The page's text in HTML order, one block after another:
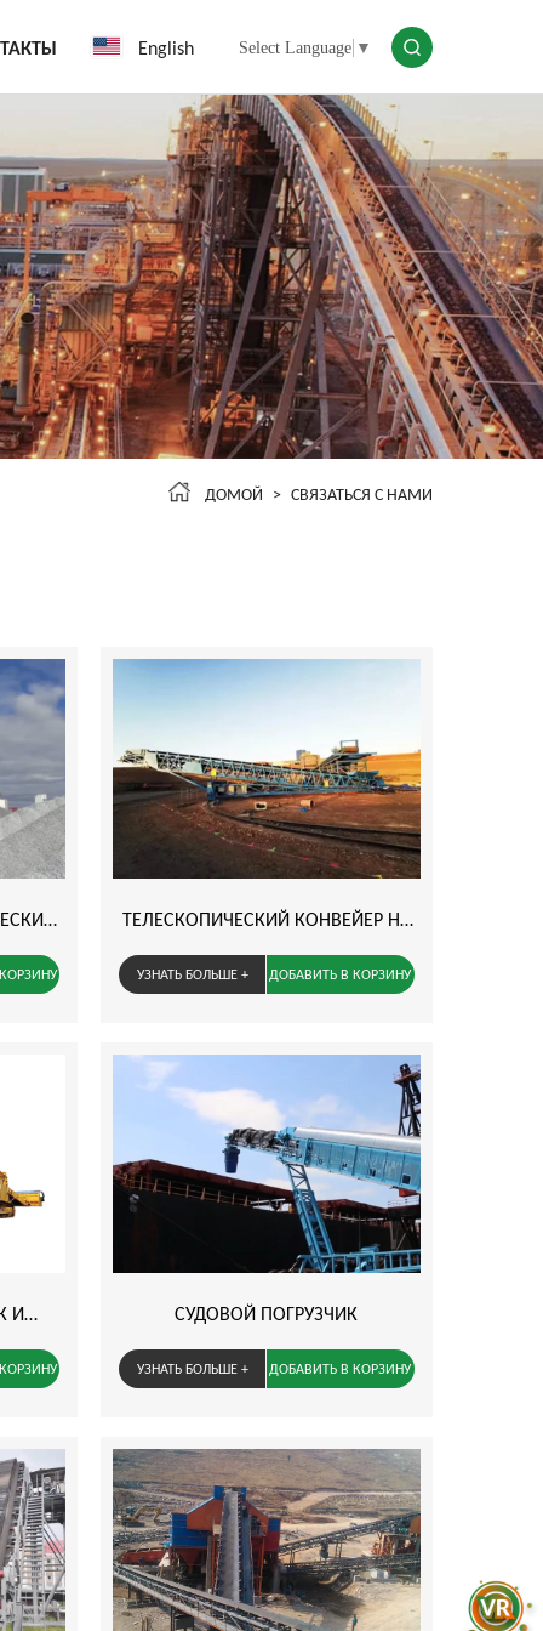
English Select Language ▼
Свое Сообщение
звездочкой * обязательны для заполнения.
ДОМОЙ СВЯЗАТЬСЯ С НАМИ
ТЕЛЕСКОПИЧЕСКИЙ КОНВЕЙЕР НА
УЗНАТЬ БОЛЬШЕ + ДОБАВИТЬ В КОРЗИНУ
И
СУДОВОЙ ПОГРУЗЧИК
УЗНАТЬ БОЛЬШЕ + ДОБАВИТЬ В КОРЗИНУ